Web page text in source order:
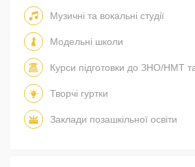
Музичні та вокальні студії
Модельні школи
Курси підготовки до ЗНО/НМТ
Творчі гуртки
Заклади позашкільної освіти